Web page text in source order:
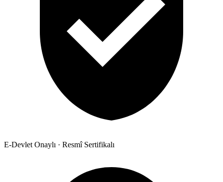
E-Devlet Onaylı · Resmî Sertifikalı